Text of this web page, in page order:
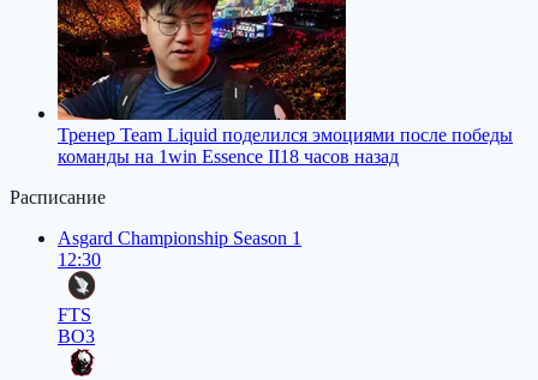
Тренер Team Liquid поделился эмоциями после победы
команды на 1win Essence II18 часов назад
Расписание
Asgard Championship Season 1
12:30
FTS
BO3